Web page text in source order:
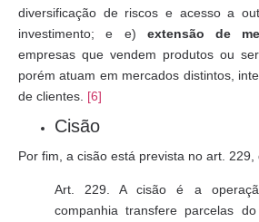
diversificação de riscos e acesso a
investimento; e e) extensão de
empresas que vendem produtos ou
porém atuam em mercados distintos,
de clientes. [6]
Cisão
Por fim, a cisão está prevista no art. 229,
Art. 229. A cisão é a
companhia transfere parcelas